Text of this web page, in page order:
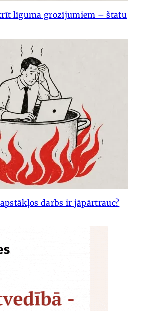
līguma grozījumiem – štatu
darbs ir jāpārtrauc?